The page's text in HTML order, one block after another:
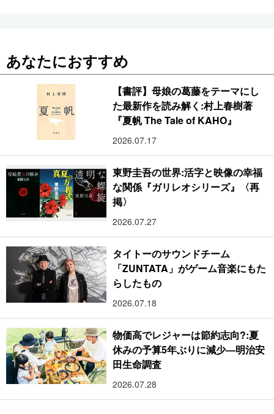
あなたにおすすめ
【書評】母娘の葛藤をテーマにし
た最新作を読み解く:村上春樹著
『夏帆 The Tale of KAHO』
2026.07.17
東野圭吾の世界:活字と映像の幸福
な関係『ガリレオシリーズ』〈再
掲〉
2026.07.27
タイトーのサウンドチーム
「ZUNTATA」がゲーム音楽にもた
らしたもの
2026.07.18
物価高でレジャーは節約志向?:夏
休みの予算5年ぶりに減少―明治安
田生命調査
2026.07.28